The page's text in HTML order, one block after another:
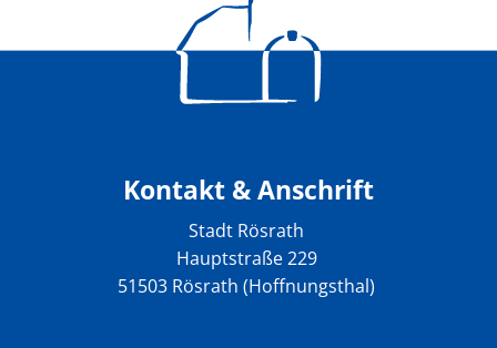
Kontakt & Anschrift
Stadt Rösrath
Hauptstraße 229
51503 Rösrath (Hoffnungsthal)